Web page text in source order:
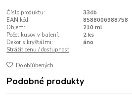
Číslo produktu:
334b
EAN kód:
8588006988758
Objem:
210 ml
Počet kusov v balení:
2 ks
Dekor s kryštálmi:
áno
Strážiť cenu / dostupnosť
Do obľúbených
Podobné produkty